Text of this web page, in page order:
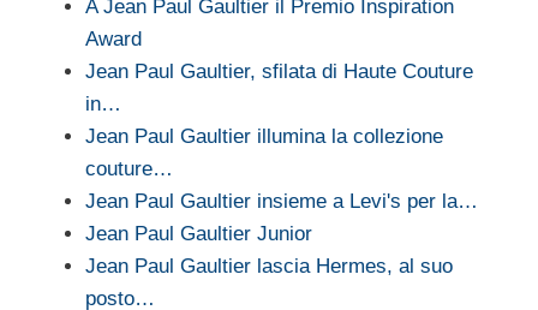
A Jean Paul Gaultier il Premio Inspiration
Award
Jean Paul Gaultier, sfilata di Haute Couture
in…
Jean Paul Gaultier illumina la collezione
couture…
Jean Paul Gaultier insieme a Levi's per la…
Jean Paul Gaultier Junior
Jean Paul Gaultier lascia Hermes, al suo
posto…